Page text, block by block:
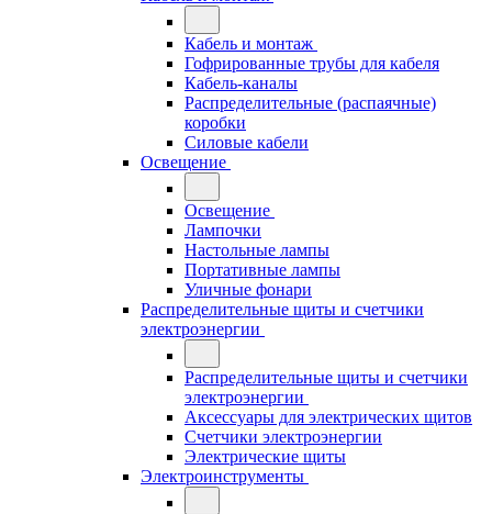
Кабель и монтаж
Гофрированные трубы для кабеля
Кабель-каналы
Распределительные (распаячные)
коробки
Силовые кабели
Освещение
Освещение
Лампочки
Настольные лампы
Портативные лампы
Уличные фонари
Распределительные щиты и счетчики
электроэнергии
Распределительные щиты и счетчики
электроэнергии
Аксессуары для электрических щитов
Счетчики электроэнергии
Электрические щиты
Электроинструменты